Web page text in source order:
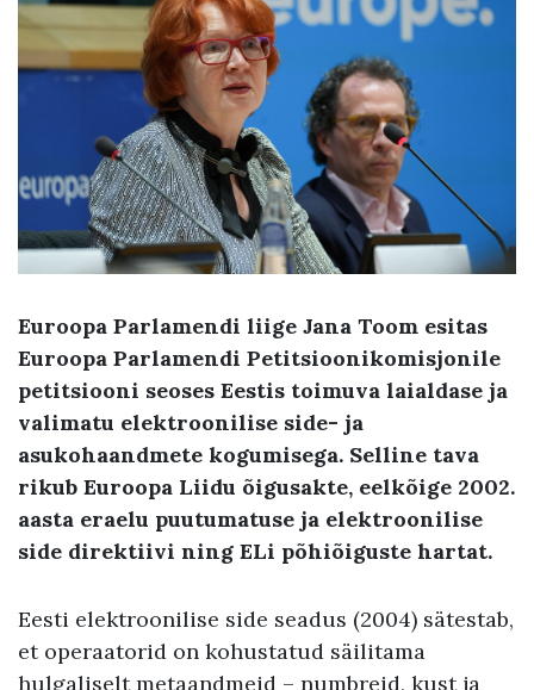
Euroopa Parlamendi liige Jana Toom esitas
Euroopa Parlamendi Petitsioonikomisjonile
petitsiooni seoses Eestis toimuva laialdase ja
valimatu elektroonilise side- ja
asukohaandmete kogumisega. Selline tava
rikub Euroopa Liidu õigusakte, eelkõige 2002.
aasta eraelu puutumatuse ja elektroonilise
side direktiivi ning ELi põhiõiguste hartat.
Eesti elektroonilise side seadus (2004) sätestab,
et operaatorid on kohustatud säilitama
hulgaliselt metaandmeid – numbreid, kust ja